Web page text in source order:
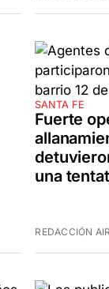
SANTA FE
Fuerte
una
REDACCIÓN